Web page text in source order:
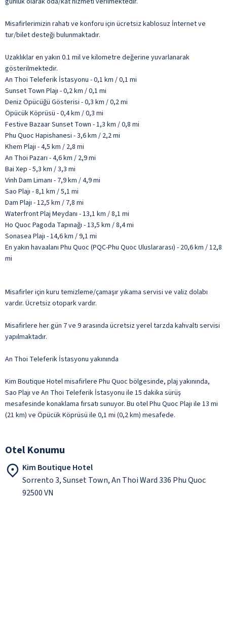
Misafirlerimizin rahatı ve konforu için ücretsiz kablosuz İnternet ve
tur/bilet desteği bulunmaktadır.
Uzaklıklar en yakın 0.1 mil ve kilometre değerine yuvarlanarak
gösterilmektedir.
An Thoi Teleferik İstasyonu - 0,1 km / 0,1 mi
Sunset Town Plajı - 0,2 km / 0,1 mi
Deniz Öpücüğü Gösterisi - 0,3 km / 0,2 mi
Öpücük Köprüsü - 0,4 km / 0,3 mi
Festive Bazaar Sunset Town - 1,3 km / 0,8 mi
Phu Quoc Hapishanesi - 3,6 km / 2,2 mi
Khem Plajı - 4,5 km / 2,8 mi
An Thoi Pazarı - 4,6 km / 2,9 mi
Bai Xep - 5,3 km / 3,3 mi
Vinh Dam Limanı - 7,9 km / 4,9 mi
Sao Plajı - 8,1 km / 5,1 mi
Dam Plajı - 12,5 km / 7,8 mi
Waterfront Plaj Meydanı - 13,1 km / 8,1 mi
Ho Quoc Pagoda Tapınağı - 13,5 km / 8,4 mi
Sonasea Plajı - 14,6 km / 9,1 mi
En yakın havaalanı Phu Quoc (PQC-Phu Quoc Uluslararası) - 20,6 km / 12,8
mi
Misafirler için kuru temizleme/çamaşır yıkama servisi ve valiz dolabı
vardır. Ücretsiz otopark vardır.
Misafirlere her gün 7 ve 9 arasında ücretsiz yerel tarzda kahvaltı servisi
yapılmaktadır.
An Thoi Teleferik İstasyonu yakınında
Kim Boutique Hotel misafirlere Phu Quoc bölgesinde, plaj yakınında,
Sao Plajı ve An Thoi Teleferik İstasyonu ile 15 dakika sürüş
mesafesinde konaklama fırsatı sunuyor. Bu otel Phu Quoc Plajı ile 13 mi
(21 km) ve Öpücük Köprüsü ile 0,1 mi (0,2 km) mesafede.
Otel Konumu
Kim Boutique Hotel
Sorrento 3, Sunset Town, An Thoi Ward 336 Phu Quoc
92500 VN